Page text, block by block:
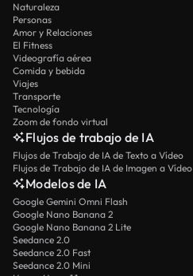
Naturaleza
Personas
Amor y Relaciones
El Fitness
Videografía aérea
Comida y bebida
Viajes
Transporte
Tecnología
Zoom de fondo virtual
Flujos de trabajo de IA
Flujos de Trabajo de IA de Texto a Vídeo
Flujos de Trabajo de IA de Imagen a Vídeo
Modelos de IA
Google Gemini Omni Flash
Google Nano Banana 2
Google Nano Banana 2 Lite
Seedance 2.0
Seedance 2.0 Fast
Seedance 2.0 Mini